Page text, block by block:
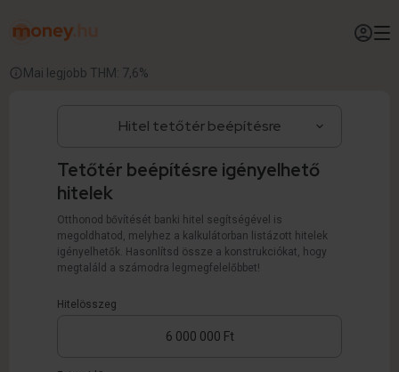
Mai legjobb THM: 7,6%
Tetőtér beépítésre igényelhető
hitelek
Otthonod bővítését banki hitel segítségével is
megoldhatod, melyhez a kalkulátorban listázott hitelek
igényelhetők. Hasonlítsd össze a konstrukciókat, hogy
megtaláld a számodra legmegfelelőbbet!
Hitelösszeg